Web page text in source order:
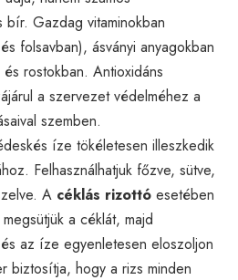
Gazdag vitaminokban
folsavban), ásványi anyagokban
rostokban. Antioxidáns
a szervezet védelméhez a
szemben.
íze tökéletesen illeszkedik
Felhasználhatjuk főzve, sütve,
A céklás rizottó esetében
a céklát, majd
az íze egyenletesen eloszoljon
biztosítja, hogy a rizs minden